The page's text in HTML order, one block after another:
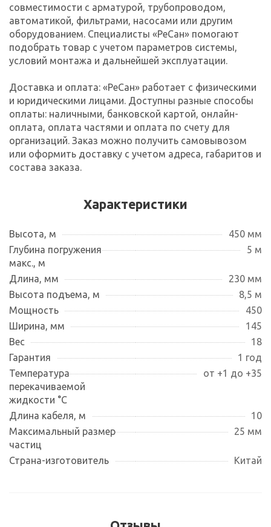
совместимости с арматурой, трубопроводом,
автоматикой, фильтрами, насосами или другим
оборудованием. Специалисты «РеСан» помогают
подобрать товар с учетом параметров системы,
условий монтажа и дальнейшей эксплуатации.
Доставка и оплата: «РеСан» работает с физическими
и юридическими лицами. Доступны разные способы
оплаты: наличными, банковской картой, онлайн-
оплата, оплата частями и оплата по счету для
организаций. Заказ можно получить самовывозом
или оформить доставку с учетом адреса, габаритов и
состава заказа.
Характеристики
Высота, м
450 мм
Глубина погружения
макс., м
5 м
Длина, мм
230 мм
Высота подъема, м
8,5 м
Мощность
450
Ширина, мм
145
Вес
18
Гарантия
1 год
Температура
перекачиваемой
жидкости °С
от +1 до +35
Длина кабеля, м
10
Максимальный размер
частиц
25 мм
Страна-изготовитель Китай